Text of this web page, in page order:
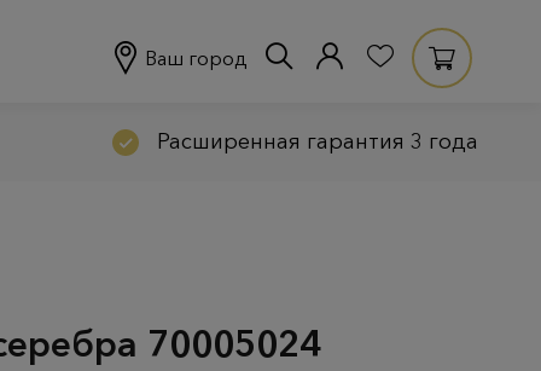
Ваш город
Расширенная гарантия 3 года
70005024